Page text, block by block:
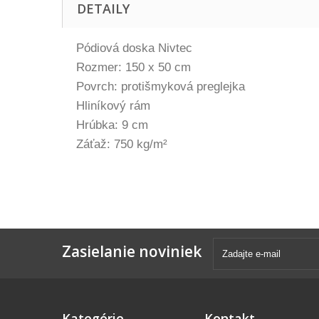
DETAILY
Pódiová doska Nivtec
Rozmer: 150 x 50 cm
Povrch: protišmyková preglejka
Hliníkový rám
Hrúbka: 9 cm
Záťaž: 750 kg/m²
Zasielanie noviniek